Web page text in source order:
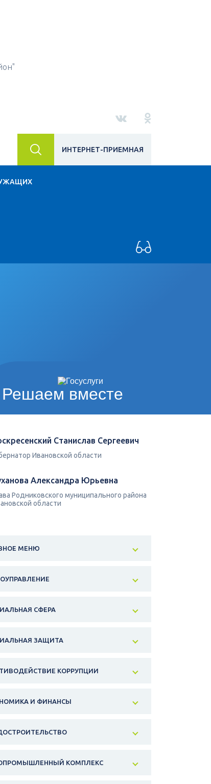
ИНТЕРНЕТ-ПРИЕМНАЯ
Решаем вместе
Станислав Сергеевич
Ивановской области
Александра Юрьевна
Родниковского муниципального района
области
МЕНЮ
СФЕРА
ЗАЩИТА
КОРРУПЦИИ
И ФИНАНСЫ
КОМПЛЕКС